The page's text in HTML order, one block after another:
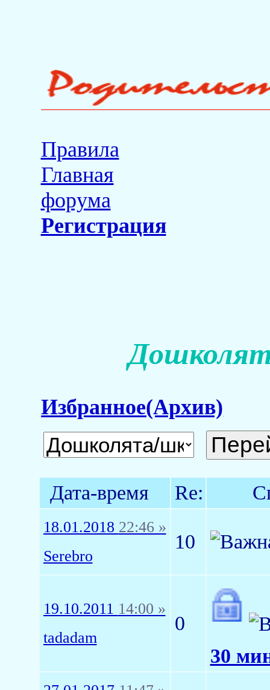
Правила
Главная
форума
Регистрация
Избранное(Архив)
Дата-время Re:
18.01.2018 22:46 »
Serebro
10
19.10.2011 14:00 »
tadadam
0
30